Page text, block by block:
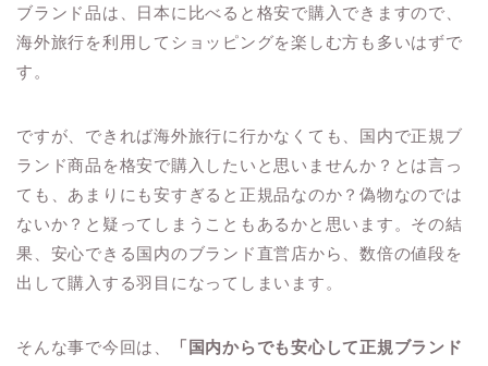
ブランド品は、日本に比べると格安で購入できますので、
海外旅行を利用してショッピングを楽しむ方も多いはずで
す。
ですが、できれば海外旅行に行かなくても、国内で正規ブ
ランド商品を格安で購入したいと思いませんか？とは言っ
ても、あまりにも安すぎると正規品なのか？偽物なのでは
ないか？と疑ってしまうこともあるかと思います。その結
果、安心できる国内のブランド直営店から、数倍の値段を
出して購入する羽目になってしまいます。
そんな事で今回は、
「国内からでも安心して正規ブランド